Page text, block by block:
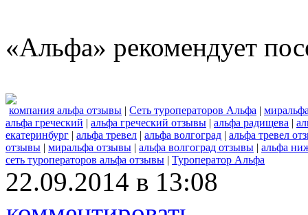
«Альфа» рекомендует
компания альфа отзывы | Сеть туроператоров Альфа |
альфа греческий | альфа греческий отзывы | альфа радищева |
екатеринбург | альфа тревел | альфа волгоград | альфа тревел
отзывы | миральфа отзывы | альфа волгоград отзывы | альфа
сеть туроператоров альфа отзывы | Туроператор Альфа
22.09.2014 в 13:08